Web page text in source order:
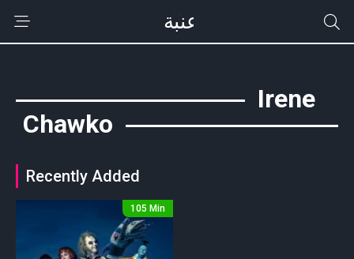
Irene
Chawko
Recently Added
105 Min